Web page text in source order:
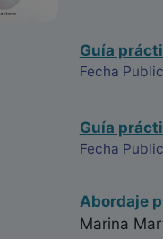
Guía
Fecha
Guía
Fecha
Abordaje
Marina